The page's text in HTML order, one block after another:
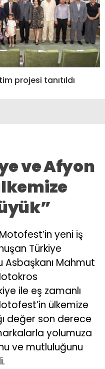
projesi tanıtıldı
ve Afyon
yeni iş
Türkiye
Mahmut
ile eş zamanlı
ülkemize
değer son derece
yolumuza
ve mutluluğunu